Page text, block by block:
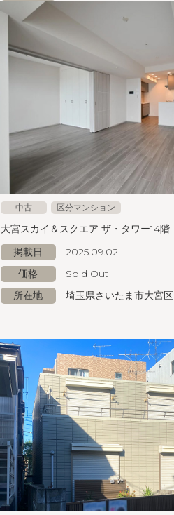
大宮スカイ＆スクエア ザ・タワー14階
掲載日
2025.09.02
価格
Sold Out
所在地
埼玉県さいたま市大宮区
中古 区分マンション